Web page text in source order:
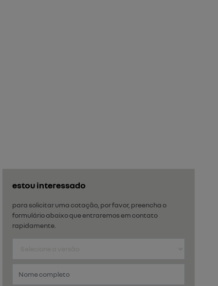
estou interessado
para solicitar uma cotação, por favor, preencha o
formulário abaixo que entraremos em contato
rapidamente.